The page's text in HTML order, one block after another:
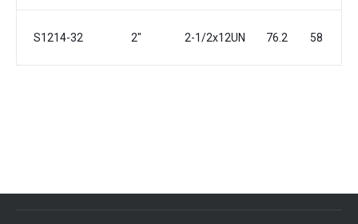
S1214-32 2" 2-1/2x12UN 76.2 58